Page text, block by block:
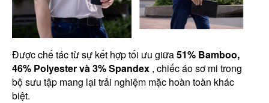
Được chế tác từ sự kết hợp tối ưu giữa51% Bamboo,
46% Polyester và 3% Spandex , chiếc áo sơ mi trong
bộ sưu tập mang lại trải nghiệm mặc hoàn toàn khác
biệt.